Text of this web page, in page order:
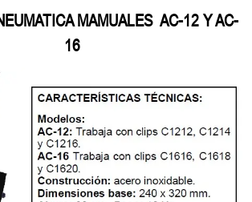
MAMUALES AC-12 Y AC-
16